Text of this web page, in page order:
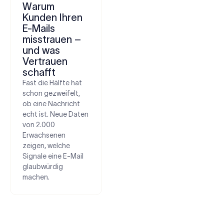
Warum
Kunden Ihren
E-Mails
misstrauen –
und was
Vertrauen
schafft
Fast die Hälfte hat
schon gezweifelt,
ob eine Nachricht
echt ist. Neue Daten
von 2.000
Erwachsenen
zeigen, welche
Signale eine E-Mail
glaubwürdig
machen.